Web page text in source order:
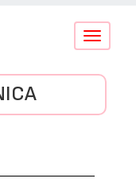
Conmutar